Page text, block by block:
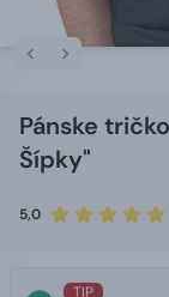
Pánske
Šípky"
5,0
TIP